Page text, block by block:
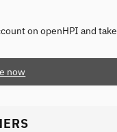
on openHPI and
now